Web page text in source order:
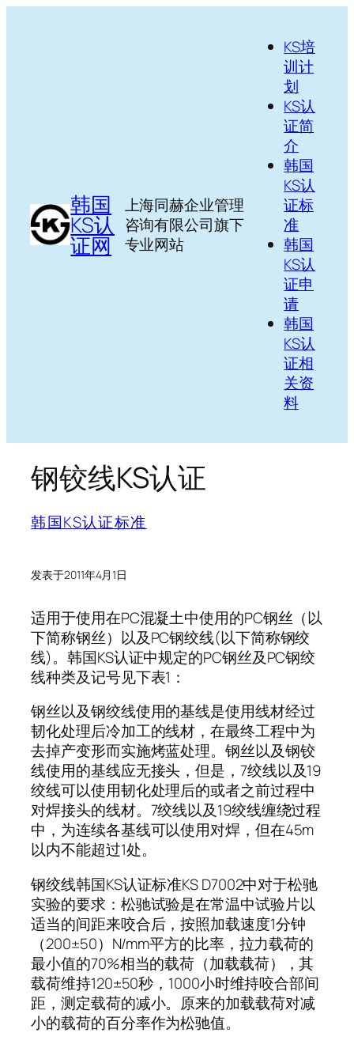
韩国
KS认
证网
上海同赫企业管理
咨询有限公司旗下
专业网站
KS培
训计
划
KS认
证简
介
韩国
KS认
证标
准
韩国
KS认
证申
请
韩国
KS认
证相
关资
料
钢铰线KS认证
韩国KS认证标准
发表于2011年4月1日
适用于使用在PC混凝土中使用的PC钢丝（以
下简称钢丝）以及PC钢绞线(以下简称钢绞
线)。韩国KS认证中规定的PC钢丝及PC钢绞
线种类及记号见下表1：
钢丝以及钢绞线使用的基线是使用线材经过
韧化处理后冷加工的线材，在最终工程中为
去掉产变形而实施烤蓝处理。钢丝以及钢铰
线使用的基线应无接头，但是，7绞线以及19
绞线可以使用韧化处理后的或者之前过程中
对焊接头的线材。7绞线以及19绞线缠绕过程
中，为连续各基线可以使用对焊，但在45m
以内不能超过1处。
钢绞线韩国KS认证标准KS D7002中对于松驰
实验的要求：松驰试验是在常温中试验片以
适当的间距来咬合后，按照加载速度1分钟
（200±50）N/mm平方的比率，拉力载荷的
最小值的70%相当的载荷（加载载荷），其
载荷维持120±50秒，1000小时维持咬合部间
距，测定载荷的减小。原来的加载载荷对减
小的载荷的百分率作为松驰值。